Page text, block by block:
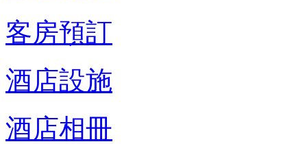
客房預訂
酒店設施
酒店相冊